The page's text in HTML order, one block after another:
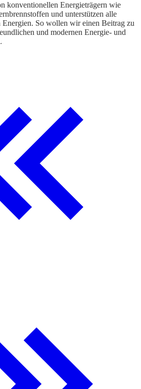
konventionellen Energieträgern wie
und unterstützen alle
Energien. So wollen wir einen Beitrag zu
und modernen Energie- und